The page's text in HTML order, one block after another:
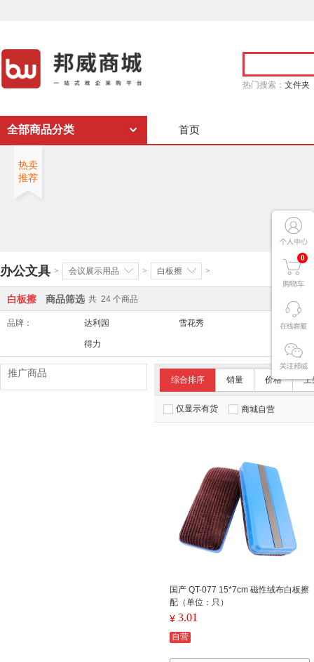
热门搜索： 文件夹
0
全部商品分类 首页
热卖
推荐
办公文具 > 会议展示用品 > 白板擦 >
白板擦 商品筛选 共 24 个商品
品牌： 达利园 雪花秀 舒适达/
得力
综合排序 销量 价格 上
仅显示有货 商城自营
国产 QT-077 15*7cm 磁性绒布白板擦
配（单位：只）
¥ 3.01
自营
推广商品